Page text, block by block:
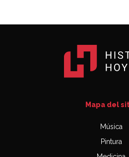
Mapa del
Música
Pintura